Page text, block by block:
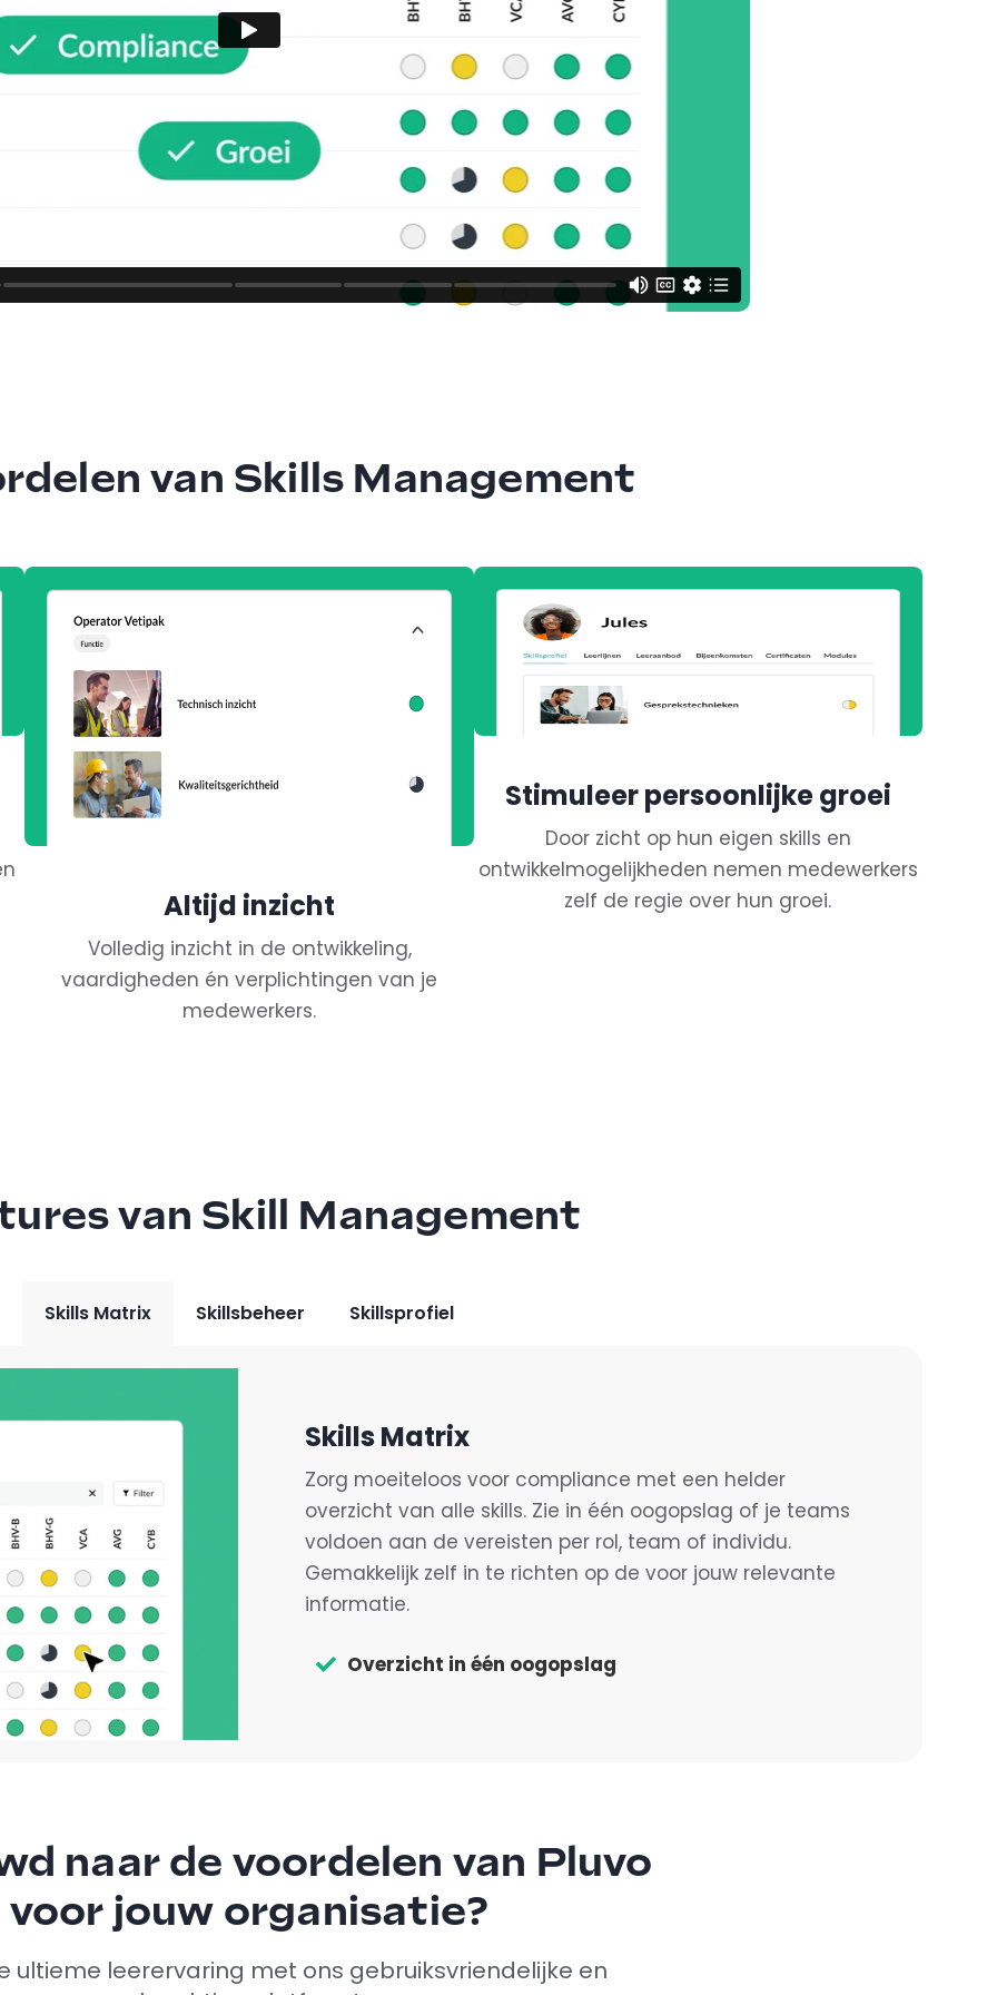
van Skills Management
Altijd inzicht
Volledig inzicht in de ontwikkeling,
vaardigheden én verplichtingen van je
medewerkers.
Stimuleer persoonlijke groei
Door zicht op hun eigen skills en
ontwikkelmogelijkheden nemen medewerkers
zelf de regie over hun groei.
van Skill Management
Skills Matrix Skillsbeheer Skillsprofiel
Skills Matrix
Zorg moeiteloos voor compliance met een helder
overzicht van alle skills. Zie in één oogopslag of je teams
voldoen aan de vereisten per rol, team of individu.
Gemakkelijk zelf in te richten op de voor jouw relevante
informatie.
Overzicht in één oogopslag
naar de voordelen van Pluvo
voor jouw organisatie?
ultieme leerervaring met ons gebruiksvriendelijke en